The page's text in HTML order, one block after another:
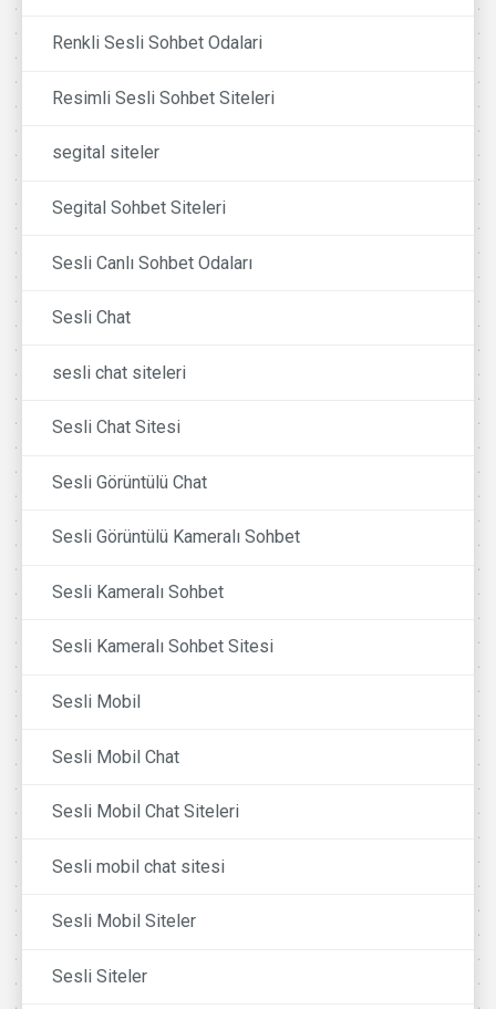
Renkli Sesli Sohbet Odalari
Resimli Sesli Sohbet Siteleri
segital siteler
Segital Sohbet Siteleri
Sesli Canlı Sohbet Odaları
Sesli Chat
sesli chat siteleri
Sesli Chat Sitesi
Sesli Görüntülü Chat
Sesli Görüntülü Kameralı Sohbet
Sesli Kameralı Sohbet
Sesli Kameralı Sohbet Sitesi
Sesli Mobil
Sesli Mobil Chat
Sesli Mobil Chat Siteleri
Sesli mobil chat sitesi
Sesli Mobil Siteler
Sesli Siteler